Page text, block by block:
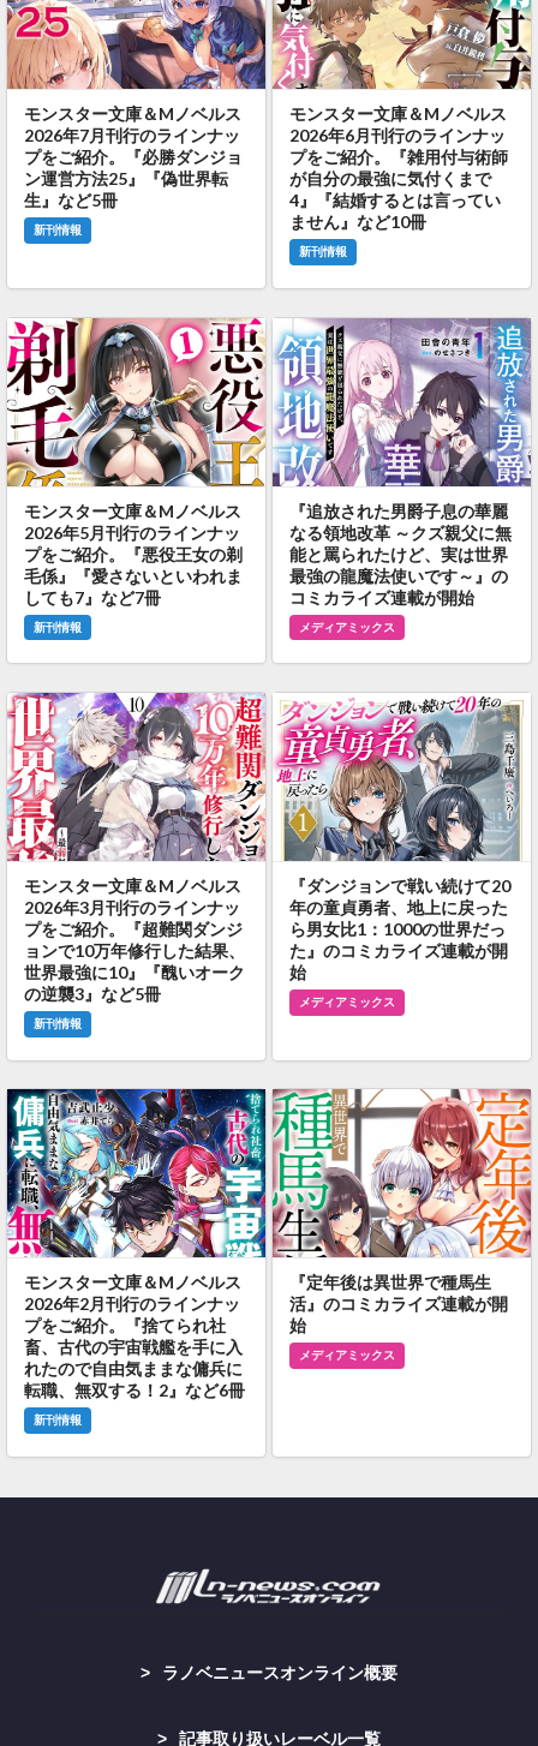
モンスター文庫＆Mノベルス
2026年7月刊行のラインナッ
プをご紹介。『必勝ダンジョ
ン運営方法25』『偽世界転
生』など5冊
新刊情報
モンスター文庫＆Mノベルス
2026年6月刊行のラインナッ
プをご紹介。『雑用付与術師
が自分の最強に気付くまで
4』『結婚するとは言ってい
ません』など10冊
新刊情報
モンスター文庫＆Mノベルス
2026年5月刊行のラインナッ
プをご紹介。『悪役王女の剃
毛係』『愛さないといわれま
しても7』など7冊
新刊情報
『追放された男爵子息の華麗
なる領地改革 ～クズ親父に無
能と罵られたけど、実は世界
最強の龍魔法使いです～』の
コミカライズ連載が開始
メディアミックス
モンスター文庫＆Mノベルス
2026年3月刊行のラインナッ
プをご紹介。『超難関ダンジ
ョンで10万年修行した結果、
世界最強に10』『醜いオーク
の逆襲3』など5冊
新刊情報
『ダンジョンで戦い続けて20
年の童貞勇者、地上に戻った
ら男女比1：1000の世界だっ
た』のコミカライズ連載が開
始
メディアミックス
モンスター文庫＆Mノベルス
2026年2月刊行のラインナッ
プをご紹介。『捨てられ社
畜、古代の宇宙戦艦を手に入
れたので自由気ままな傭兵に
転職、無双する！2』など6冊
新刊情報
『定年後は異世界で種馬生
活』のコミカライズ連載が開
始
メディアミックス
ラノベニュースオンライン概要
記事取り扱いレーベル一覧